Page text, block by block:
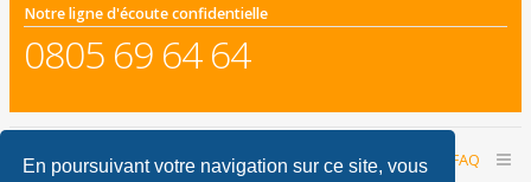
En poursuivant votre navigation sur ce site, vous
Notre ligne d'écoute confidentielle
0805 69 64 64
Accueil du forum FAQ
Nous contacter